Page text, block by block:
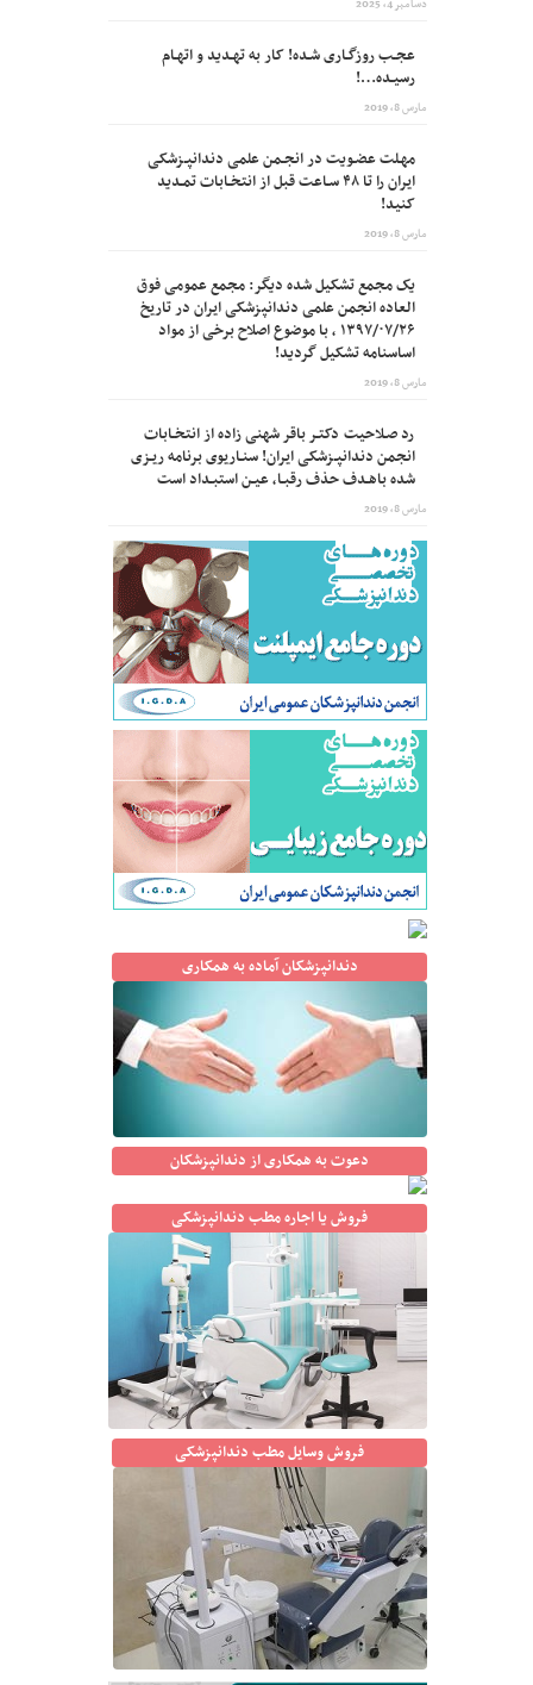
دسامبر 4, 2025
عجـب روزگـاری شـده! کار به تهـدید و اتهـام
رسیـده…!
مارس 8, 2019
مهـلت عضـویت در انجـمن علمی دندانپـزشکی
ایران را تا ۴۸ سـاعت قبل از انتخـابات تمـدید
کنید!
مارس 8, 2019
یک مجمع تشکیل شده دیگر: مجمع عمومی فوق
العاده انجمن علمی دندانپزشکی ایران در تاریخ
۱۳۹۷/۰۷/۲۶ ، با موضوع اصلاح برخی از مواد
اساسنامه تشکیل گردید!
مارس 8, 2019
رد صـلاحیت دکتـر باقر شهنی زاده از انتخـابات
انجمن دندانپـزشکی ایران! سنـاریوی برنامه ریـزی
شده باهـدف حذف رقبـا، عیـن استبـداد است
مارس 8, 2019
دندانپزشکان آماده به همکاری
دعوت به همکاری از دندانپزشکان
فروش یا اجاره مطب دندانپزشکی
فروش وسایل مطب دندانپزشکی